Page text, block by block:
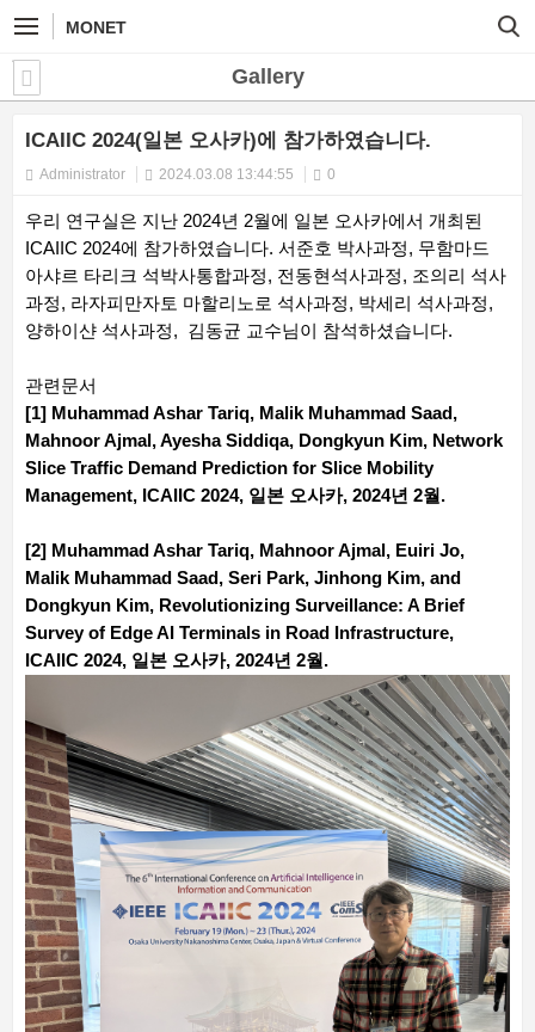
MONET
Gallery
ICAIIC 2024(일본 오사카)에 참가하였습니다.
Administrator 2024.03.08 13:44:55 0
우리 연구실은 지난 2024년 2월에 일본 오사카에서 개최된
ICAIIC 2024에 참가하였습니다. 서준호 박사과정, 무함마드
아샤르 타리크 석박사통합과정, 전동현석사과정, 조의리 석사
과정, 라자피만자토 마할리노로 석사과정, 박세리 석사과정,
양하이샨 석사과정, 김동균 교수님이 참석하셨습니다.
관련문서
[1] Muhammad Ashar Tariq, Malik Muhammad Saad,
Mahnoor Ajmal, Ayesha Siddiqa, Dongkyun Kim, Network
Slice Traffic Demand Prediction for Slice Mobility
Management, ICAIIC 2024, 일본 오사카, 2024년 2월.
[2] Muhammad Ashar Tariq, Mahnoor Ajmal, Euiri Jo,
Malik Muhammad Saad, Seri Park, Jinhong Kim, and
Dongkyun Kim, Revolutionizing Surveillance: A Brief
Survey of Edge AI Terminals in Road Infrastructure,
ICAIIC 2024, 일본 오사카, 2024년 2월.